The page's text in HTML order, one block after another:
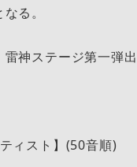
る。
神ステージ第一弾
ィスト】(50音順)